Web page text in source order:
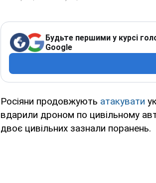
Будьте першими у курсі
Google
Росіяни продовжують атакувати
вдарили дроном по цивільному
двоє цивільних зазнали поранень.